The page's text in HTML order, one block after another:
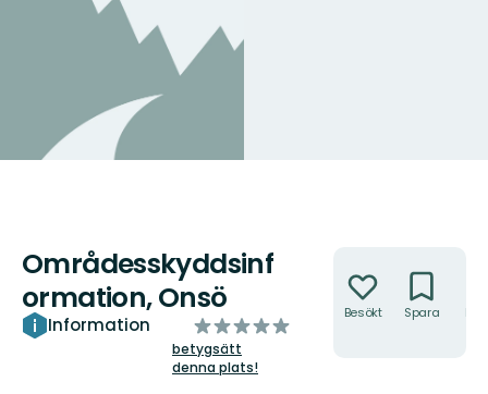
Områdesskyddsinf
ormation, Onsö
Information
av
5
stjärnor
betygsätt
denna plats!
Besökt Spara